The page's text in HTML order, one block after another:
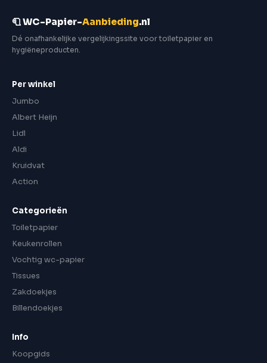
🧻 WC-Papier-Aanbieding.nl
Dé onafhankelijke vergelijkingssite voor toiletpapier en
hygiëneproducten.
Per winkel
Jumbo
Albert Heijn
Lidl
Aldi
Kruidvat
Action
Categorieën
Toiletpapier
Keukenrollen
Vochtig wc-papier
Tissues
Zakdoekjes
Billendoekjes
Info
Koopgids